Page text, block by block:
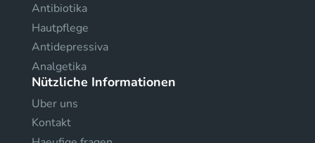
Antibiotika
Hautpflege
Antidepressiva
Analgetika
Nützliche Informationen
Uber uns
Kontakt